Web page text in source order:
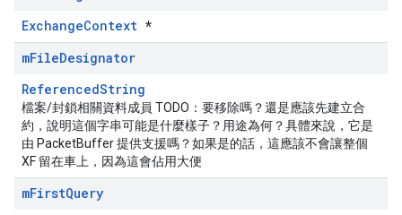
ExchangeContext *
mFileDesignator
ReferencedString
檔案/封鎖相關資料成員 TODO：要移除嗎？還是應該先建立合
約，說明這個字串可能是什麼樣子？用途為何？具體來說，它是
由 PacketBuffer 提供支援嗎？如果是的話，這應該不會讓整個
XF 留在車上，因為這會佔用大便
mFirstQuery